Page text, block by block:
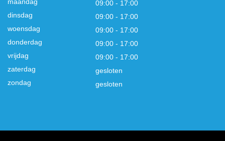
09:00 - 17:00
dinsdag
09:00 - 17:00
woensdag
09:00 - 17:00
donderdag
09:00 - 17:00
vrijdag
09:00 - 17:00
zaterdag
gesloten
zondag
gesloten